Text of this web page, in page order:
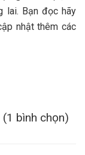
lai. Bạn đọc hãy
nhật thêm các
bình chọn)